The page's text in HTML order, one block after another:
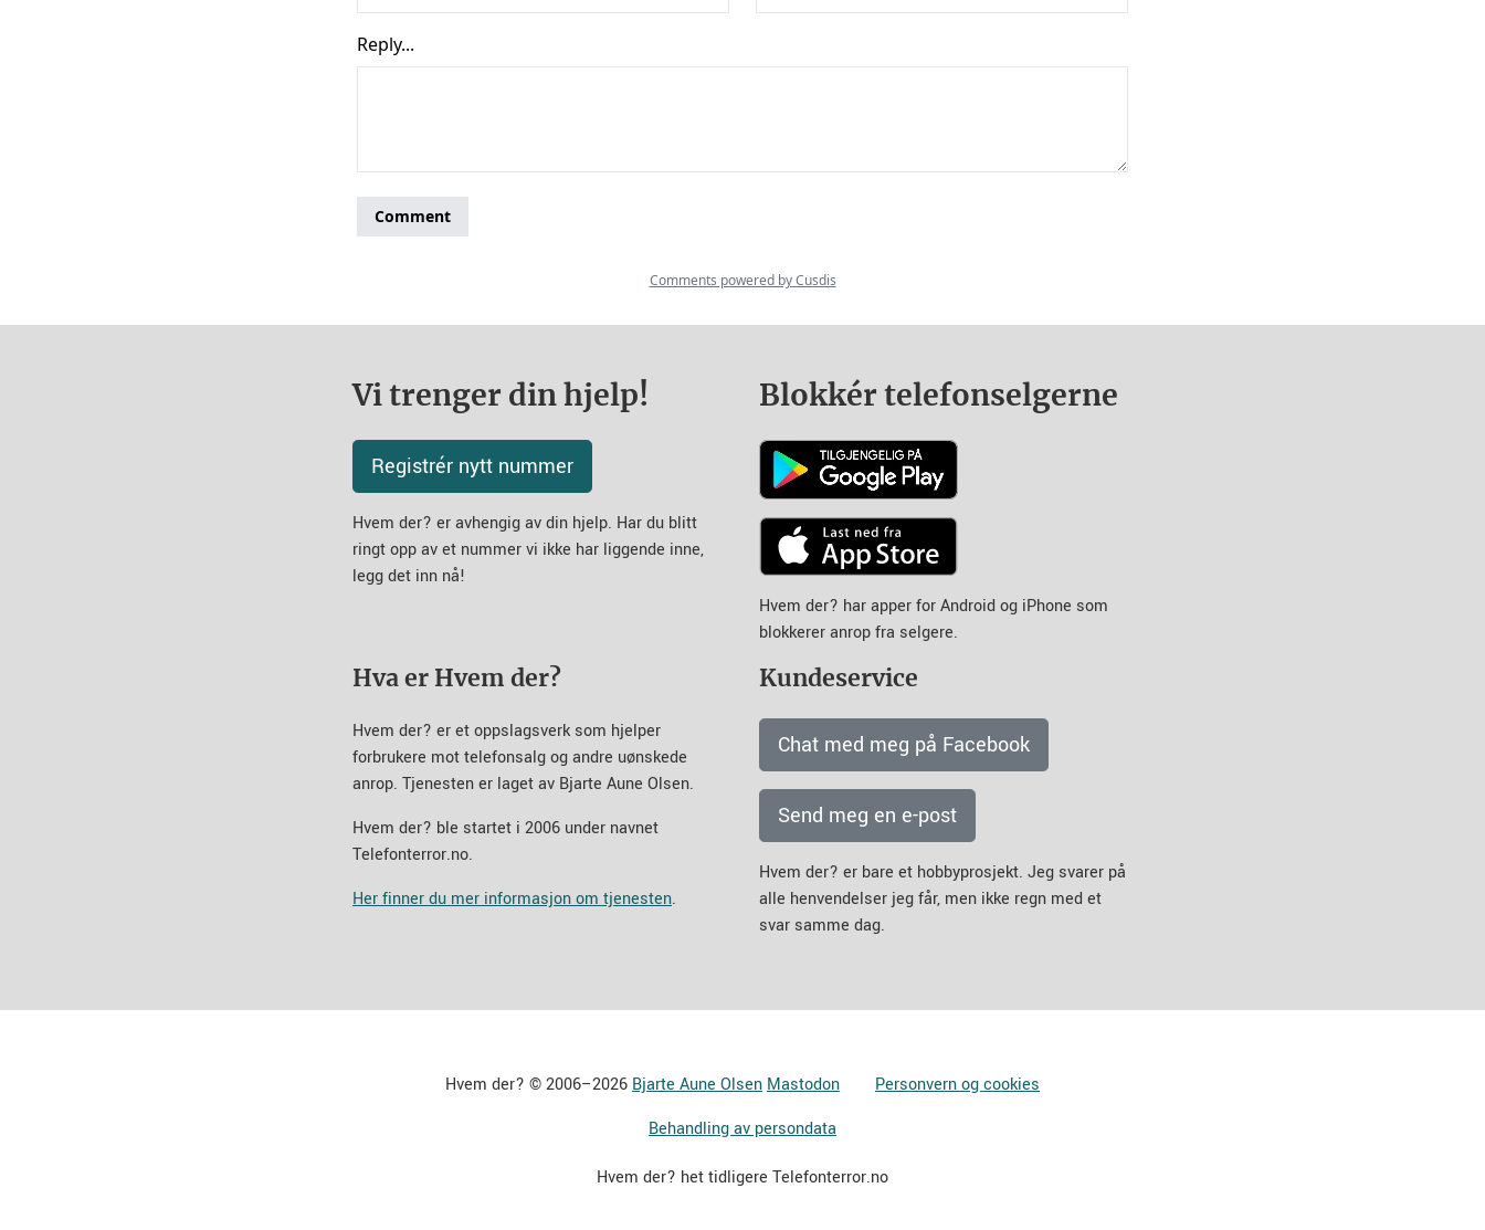
Vi trenger din hjelp!
Registrér nytt nummer
Hvem der? er avhengig av din hjelp. Har du blitt
ringt opp av et nummer vi ikke har liggende inne,
legg det inn nå!
Blokkér telefonselgerne
Hvem der? har apper for Android og iPhone som
blokkerer anrop fra selgere.
Hva er Hvem der?
Hvem der? er et oppslagsverk som hjelper
forbrukere mot telefonsalg og andre uønskede
anrop. Tjenesten er laget av Bjarte Aune Olsen.
Hvem der? ble startet i 2006 under navnet
Telefonterror.no.
Her finner du mer informasjon om tjenesten.
Kundeservice
Chat med meg på Facebook
Send meg en e-post
Hvem der? er bare et hobbyprosjekt. Jeg svarer på
alle henvendelser jeg får, men ikke regn med et
svar samme dag.
Hvem der? © 2006–2026 Bjarte Aune Olsen Mastodon
Personvern og cookies
Behandling av persondata
Hvem der? het tidligere Telefonterror.no